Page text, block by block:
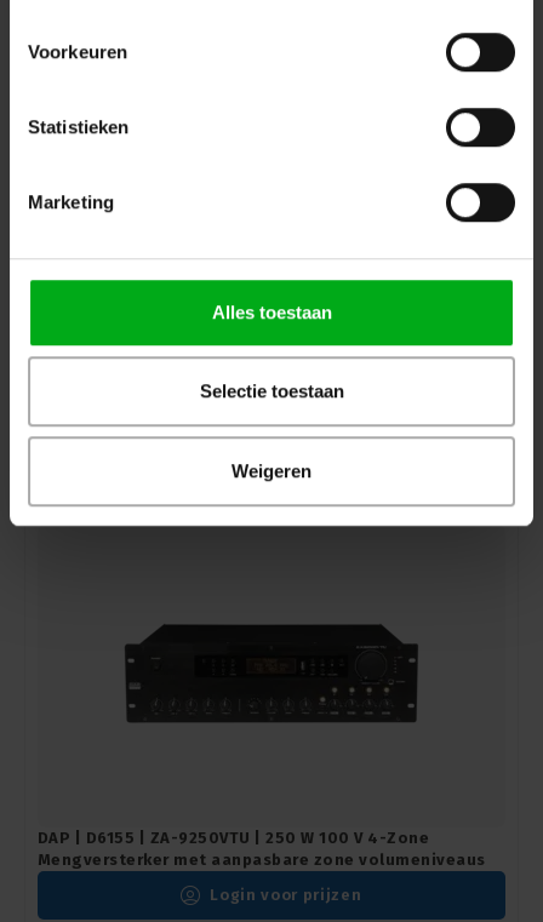
Voorkeuren
Statistieken
Marketing
Alles toestaan
Selectie toestaan
Weigeren
DAP | D6154 | ZA-9250TU | 250 W 100 V 4-Zone
Mengversterker
Login voor prijzen
DAP | D6155 | ZA-9250VTU | 250 W 100 V 4-Zone
Mengversterker met aanpasbare zone volumeniveaus
Login voor prijzen